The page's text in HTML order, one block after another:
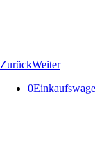
ZurückWeiter
0